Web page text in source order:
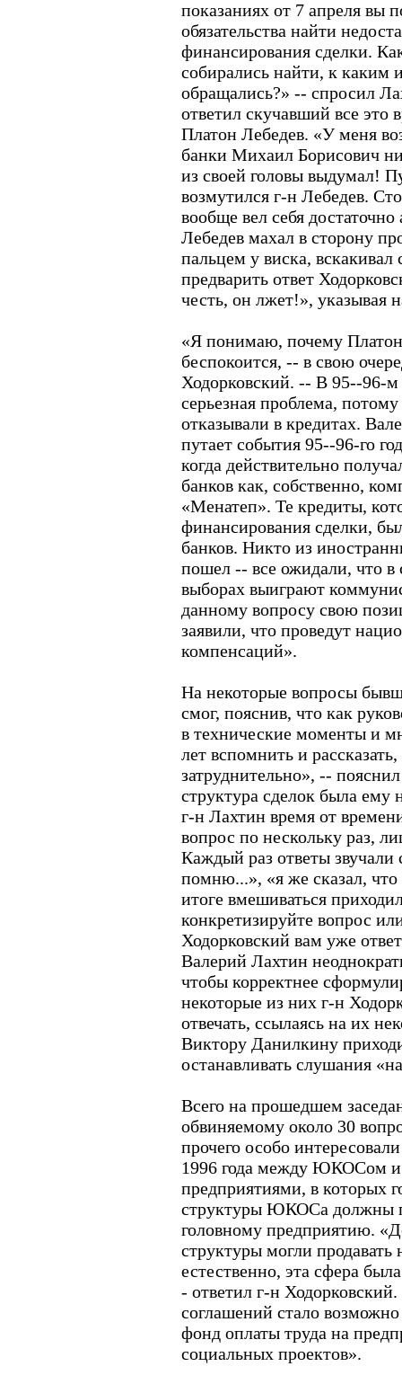
показаниях от 7 апреля вы
обязательства найти
финансирования сделки.
собирались найти, к
обращались?» -- спросил
ответил скучавший все
Платон Лебедев. «У меня
банки Михаил Борисович
из своей головы выдумал!
возмутился г-н Лебедев.
вообще вел себя
Лебедев махал в сторону
пальцем у виска,
предварить ответ
честь, он лжет!», указывая
«Я понимаю, почему
беспокоится, -- в свою
Ходорковский. -- В 95--96-м
серьезная проблема,
отказывали в кредитах.
путает события 95--96-го
когда действительно
банков как, собственно,
«Менатеп». Те кредиты,
финансирования сделки,
банков. Никто из
пошел -- все ожидали, что в
выборах выиграют
данному вопросу свою
заявили, что проведут
компенсаций».
На некоторые вопросы
смог, пояснив, что как
в технические моменты и
лет вспомнить и
затруднительно», --
структура сделок была ему
г-н Лахтин время от
вопрос по нескольку раз,
Каждый раз ответы
помню...», «я же сказал,
итоге вмешиваться
конкретизируйте вопрос
Ходорковский вам уже
Валерий Лахтин
чтобы корректнее
некоторые из них г-н
отвечать, ссылаясь на их
Виктору Данилкину
останавливать слушания
Всего на прошедшем
обвиняемому около 30
прочего особо
1996 года между ЮКОСом и
предприятиями, в которых
структуры ЮКОСа должны
головному предприятию.
структуры могли
естественно, эта сфера
- ответил г-н
соглашений стало
фонд оплаты труда на
социальных проектов».